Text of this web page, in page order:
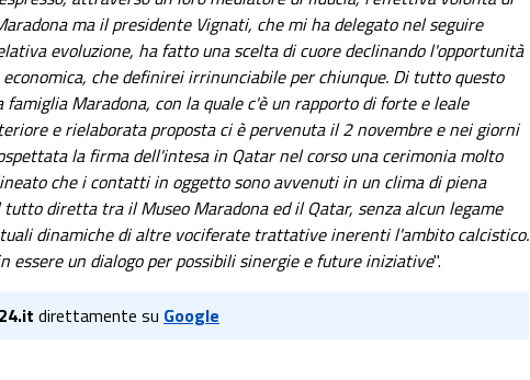
ma il presidente Vignati, che mi ha delegato nel seguire
evoluzione, ha fatto una scelta di cuore declinando l'opportunità
che definirei irrinunciabile per chiunque. Di tutto questo
Maradona, con la quale c'è un rapporto di forte e leale
e rielaborata proposta ci è pervenuta il 2 novembre e nei giorni
la firma dell'intesa in Qatar nel corso una cerimonia molto
che i contatti in oggetto sono avvenuti in un clima di piena
diretta tra il Museo Maradona ed il Qatar, senza alcun legame
dinamiche di altre vociferate trattative inerenti l'ambito calcistico.
essere un dialogo per possibili sinergie e future iniziative".
direttamente su Google